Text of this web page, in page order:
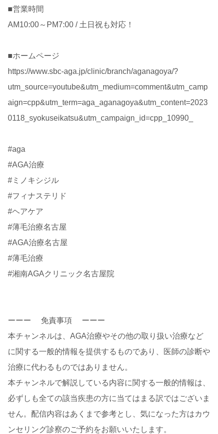
■営業時間
AM10:00～PM7:00 / 土日祝も対応！
■ホームページ
https://www.sbc-aga.jp/clinic/branch/aganagoya/?
utm_source=youtube&utm_medium=comment&utm_camp
aign=cpp&utm_term=aga_aganagoya&utm_content=2023
0118_syokuseikatsu&utm_campaign_id=cpp_10990_
#aga
#AGA治療
#ミノキシジル
#フィナステリド
#ヘアケア
#薄毛治療名古屋
#AGA治療名古屋
#薄毛治療
#湘南AGAクリニック名古屋院
ーーー 免責事項 ーーー
本チャンネルは、AGA治療やその他の取り扱い治療など
に関する一般的情報を提供するものであり、医師の診断や
治療に代わるものではありません。
本チャンネルで解説している内容に関する一般的情報は、
必ずしも全ての該当疾患の方に当てはまる訳ではございま
せん。配信内容はあくまで参考とし、気になった方はカウ
ンセリング診察のご予約をお願いいたします。